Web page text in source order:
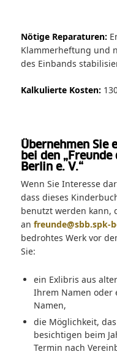
Nötige Reparaturen:
Klammerheftung und
des Einbands
Kalkulierte Kosten:
Übernehmen Sie
bei den
Berlin e. V.“
Wenn Sie Interesse
dass dieses
benutzt werden kann,
an freunde@sbb.spk-
bedrohtes Werk vor
Sie:
ein Exlibris aus
Ihrem Namen oder
Namen,
die Möglichkeit,
besichtigen beim
Termin nach